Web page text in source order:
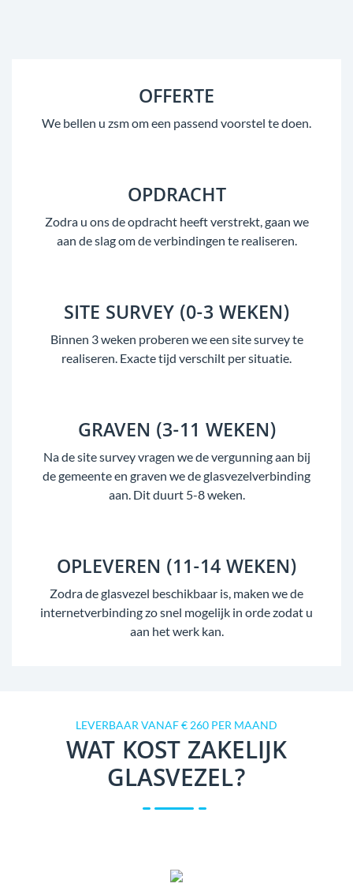
OFFERTE
We bellen u zsm om een passend voorstel te doen.
OPDRACHT
Zodra u ons de opdracht heeft verstrekt, gaan we
aan de slag om de verbindingen te realiseren.
SITE SURVEY (0-3 WEKEN)
Binnen 3 weken proberen we een site survey te
realiseren. Exacte tijd verschilt per situatie.
GRAVEN (3-11 WEKEN)
Na de site survey vragen we de vergunning aan bij
de gemeente en graven we de glasvezelverbinding
aan. Dit duurt 5-8 weken.
OPLEVEREN (11-14 WEKEN)
Zodra de glasvezel beschikbaar is, maken we de
internetverbinding zo snel mogelijk in orde zodat u
aan het werk kan.
LEVERBAAR VANAF € 260 PER MAAND
WAT KOST ZAKELIJK
GLASVEZEL?